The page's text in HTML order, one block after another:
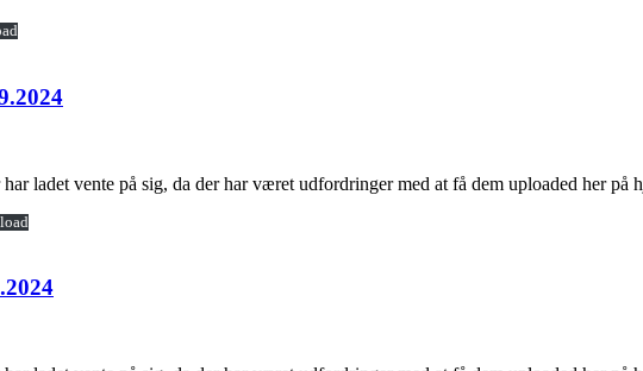
ladet vente på sig, da der har været udfordringer med at få dem uploaded her på